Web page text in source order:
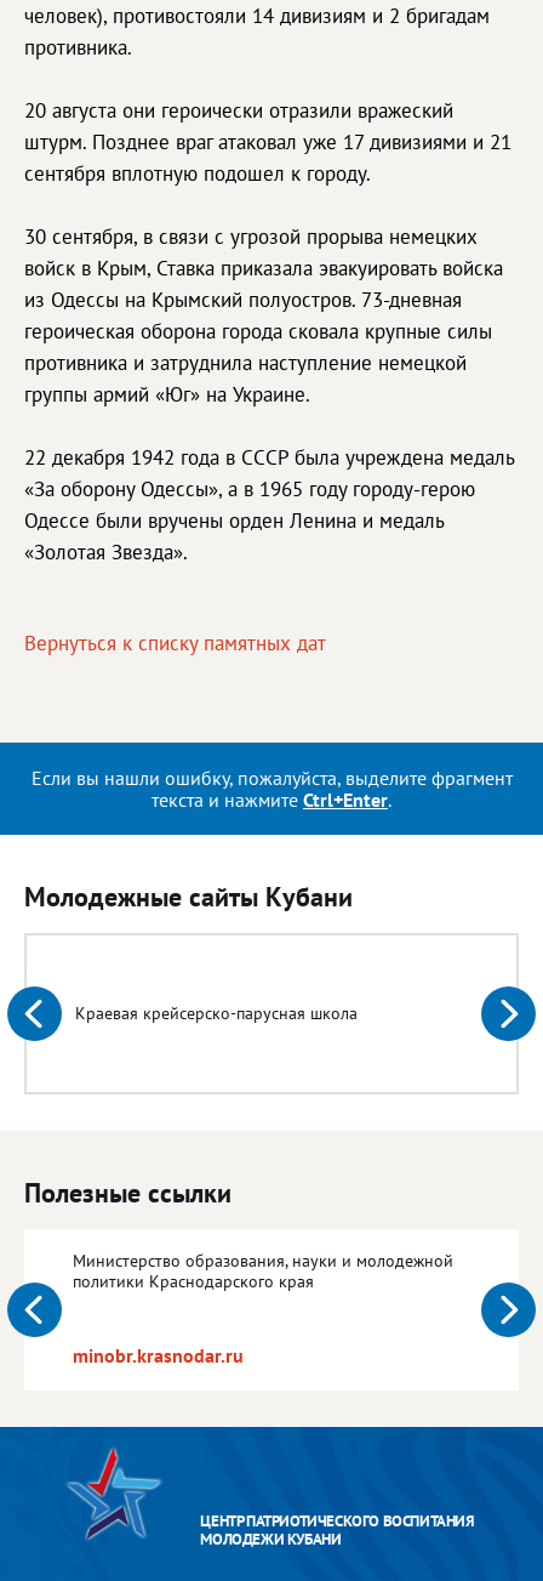
человек), противостояли 14 дивизиям и 2 бригадам
противника.
20 августа они героически отразили вражеский
штурм. Позднее враг атаковал уже 17 дивизиями и 21
сентября вплотную подошел к городу.
30 сентября, в связи с угрозой прорыва немецких
войск в Крым, Ставка приказала эвакуировать войска
из Одессы на Крымский полуостров. 73-дневная
героическая оборона города сковала крупные силы
противника и затруднила наступление немецкой
группы армий «Юг» на Украине.
22 декабря 1942 года в СССР была учреждена медаль
«За оборону Одессы», а в 1965 году городу-герою
Одессе были вручены орден Ленина и медаль
«Золотая Звезда».
Вернуться к списку памятных дат
Если вы нашли ошибку, пожалуйста, выделите фрагмент
текста и нажмите Ctrl+Enter.
Молодежные сайты Кубани
Краевая крейсерско-парусная школа
Полезные ссылки
Министерство образования, науки и молодежной
политики Краснодарского края
minobr.krasnodar.ru
ЦЕНТР ПАТРИОТИЧЕСКОГО ВОСПИТАНИЯ
МОЛОДЕЖИ КУБАНИ